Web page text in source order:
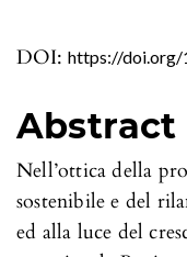
DOI: https://doi.org/
Abstract
Nell’ottica della
sostenibile e del
ed alla luce del